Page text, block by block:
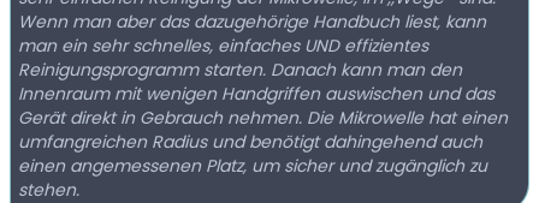
Wenn man aber das dazugehörige Handbuch liest, kann
man ein sehr schnelles, einfaches UND effizientes
Reinigungsprogramm starten. Danach kann man den
Innenraum mit wenigen Handgriffen auswischen und das
Gerät direkt in Gebrauch nehmen. Die Mikrowelle hat einen
umfangreichen Radius und benötigt dahingehend auch
einen angemessenen Platz, um sicher und zugänglich zu
stehen.